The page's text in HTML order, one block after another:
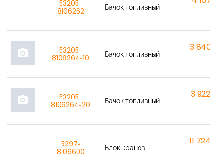
53205-
8106262
Бачок топливный
photo_camera
53205-
8106264-10
Бачок топливный
3
photo_camera
53205-
8106264-20
Бачок топливный
3
5297-
8106600
Блок кранов
11